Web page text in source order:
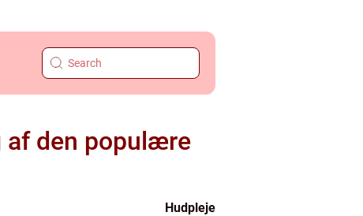
af den populære
Hudpleje